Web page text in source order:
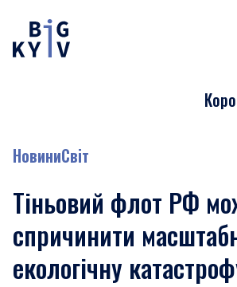
НовиниСвіт
Тіньовий флот РФ
спричинити
екологічну